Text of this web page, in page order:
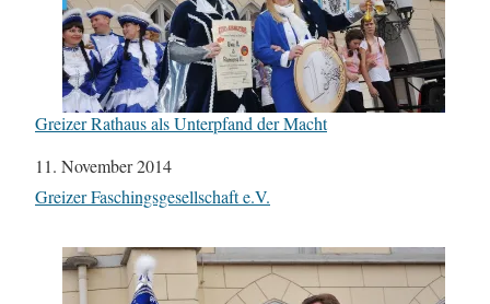
Greizer Rathaus als Unterpfand der Macht
Datum
11. November 2014
In Bezug auf
Greizer Faschingsgesellschaft e.V.